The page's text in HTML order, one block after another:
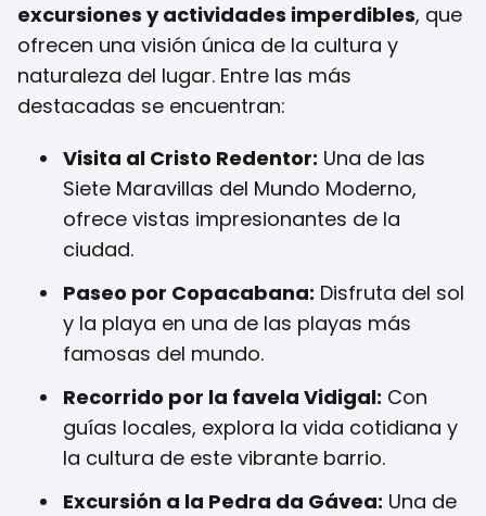
excursiones y actividades imperdibles, que
ofrecen una visión única de la cultura y
naturaleza del lugar. Entre las más
destacadas se encuentran:
Visita al Cristo Redentor: Una de las
Siete Maravillas del Mundo Moderno,
ofrece vistas impresionantes de la
ciudad.
Paseo por Copacabana: Disfruta del sol
y la playa en una de las playas más
famosas del mundo.
Recorrido por la favela Vidigal: Con
guías locales, explora la vida cotidiana y
la cultura de este vibrante barrio.
Excursión a la Pedra da Gávea: Una de